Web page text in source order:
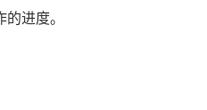
进度。